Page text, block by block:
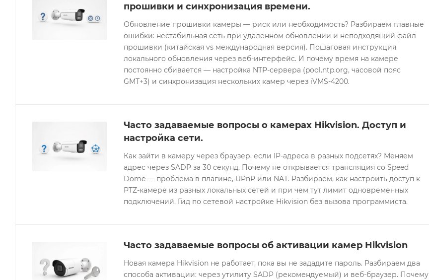
прошивки и синхронизация времени.
Обновление прошивки камеры — риск или необходимость? Разбираем главные
ошибки: нестабильная сеть при удаленном обновлении и неподходящий файл
прошивки (китайская vs международная версия). Пошаговая инструкция
локального обновления через веб-интерфейс. И почему время на камере
постоянно сбивается — настройка NTP-сервера (pool.ntp.org, часовой пояс
GMT+3) и синхронизация нескольких камер через iVMS-4200.
Часто задаваемые вопросы о камерах Hikvision. Доступ и
настройка сети.
Как зайти в камеру через браузер, если IP-адреса в разных подсетях? Меняем
адрес через SADP за 30 секунд. Почему не открывается трансляция со Speed
Dome — проблема в плагине, UPnP или NAT. Разбираем, как настроить доступ к
PTZ-камере из разных локальных сетей и при чем тут лимит одновременных
подключений. Гид по сетевой настройке Hikvision без вызова программиста.
Часто задаваемые вопросы об активации камер Hikvision
Новая камера Hikvision не работает, пока вы не зададите пароль. Разбираем два
способа активации: через утилиту SADP (рекомендуемый) и веб-браузер. Почему